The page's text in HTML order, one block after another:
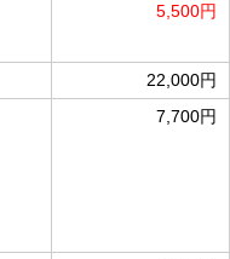
5,500円
22,000円
7,700円